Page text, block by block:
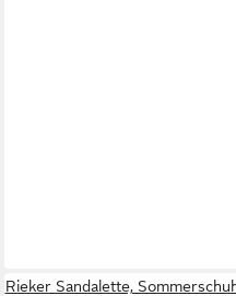
Rieker Sandalette,